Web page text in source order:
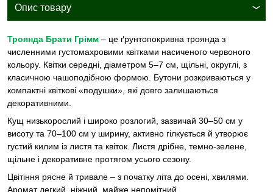
Опис товару
Троянда Брати Грімм – це ґрунтопокривна троянда з
численними густомахровими квітками насиченого червоного
кольору. Квітки середні, діаметром 5–7 см, щільні, округлі, з
класичною чашоподібною формою. Бутони розкриваються у
компактні квіткові «подушки», які довго залишаються
декоративними.
Кущ низькорослий і широко розлогий, зазвичай 30–50 см у
висоту та 70–100 см у ширину, активно гілкується й утворює
густий килим із листя та квіток. Листя дрібне, темно-зелене,
щільне і декоративне протягом усього сезону.
Цвітіння рясне й тривале – з початку літа до осені, хвилями.
Аромат легкий, ніжний, майже непомітний.